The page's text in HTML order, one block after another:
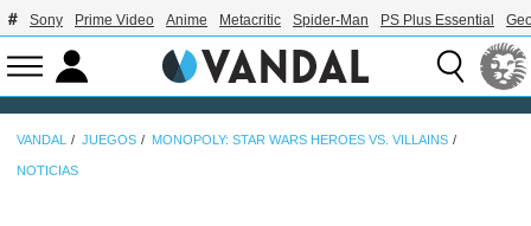
Sony Prime Video Anime Metacritic Spider-Man PS Plus Essential
VANDAL JUEGOS MONOPOLY: STAR WARS HEROES VS. VILLAINS
NOTICIAS